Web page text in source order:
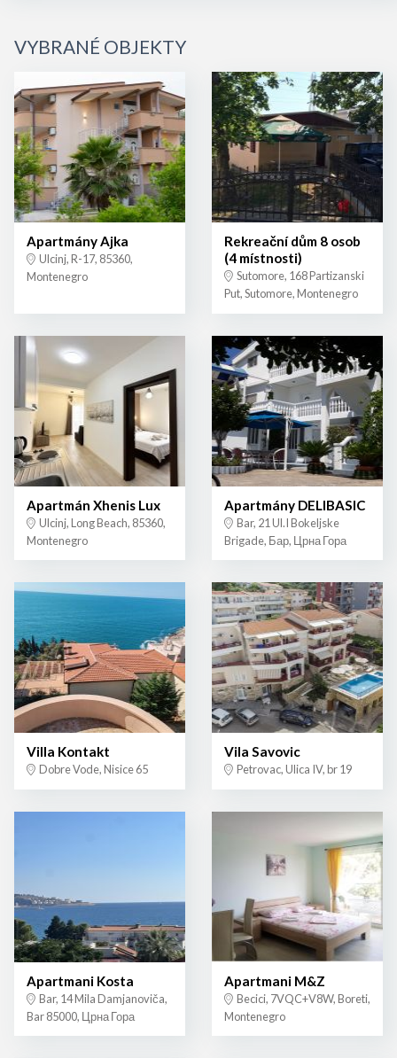
VYBRANÉ OBJEKTY
Apartmány Ajka
Ulcinj, R-17, 85360,
Montenegro
Rekreační dům 8 osob
(4 místnosti)
Sutomore, 168 Partizanski
Put, Sutomore, Montenegro
Apartmán Xhenis Lux
Ulcinj, Long Beach, 85360,
Montenegro
Apartmány DELIBASIC
Bar, 21 Ul.I Bokeljske
Brigade, Бар, Црна Гора
Villa Kontakt
Dobre Vode, Nisice 65
Vila Savovic
Petrovac, Ulica IV, br 19
Apartmani Kosta
Bar, 14 Mila Damjanoviča,
Bar 85000, Црна Гора
Apartmani M&Z
Becici, 7VQC+V8W, Boreti,
Montenegro